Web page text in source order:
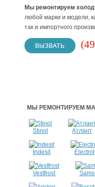
Мы ремонтируем
любой марки и модели,
так и импортного
МЫ РЕМОНТИРУЕМ
Stinol Атлант
Indesit
Vestfrost